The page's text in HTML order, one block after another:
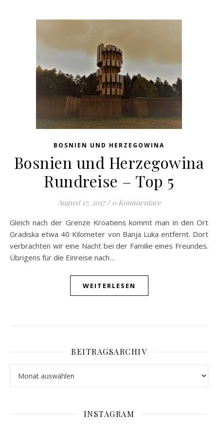
BOSNIEN UND HERZEGOWINA
Bosnien und Herzegowina
Rundreise – Top 5
August 17, 2017 / 0 Kommentare
Gleich nach der Grenze Kroatiens kommt man in den Ort
Gradiska etwa 40 Kilometer von Banja Luka entfernt. Dort
verbrachten wir eine Nacht bei der Familie eines Freundes.
Übrigens für die Einreise nach…
WEITERLESEN
BEITRAGSARCHIV
INSTAGRAM